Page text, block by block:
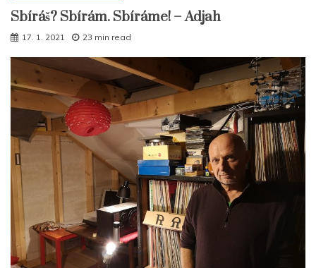
Sbíráš? Sbírám. Sbíráme! – Adjah
17. 1. 2021 23 min read